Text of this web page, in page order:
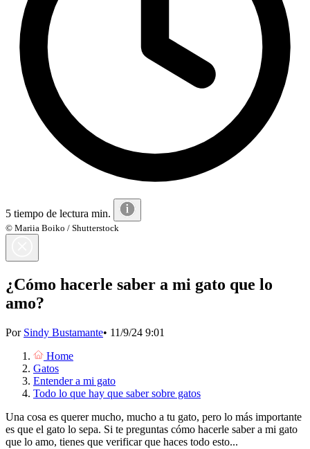
5 tiempo de lectura min.
© Mariia Boiko / Shutterstock
¿Cómo hacerle saber a mi gato que lo
amo?
Por Sindy Bustamante• 11/9/24 9:01
Home
Gatos
Entender a mi gato
Todo lo que hay que saber sobre gatos
Una cosa es querer mucho, mucho a tu gato, pero lo más importante
es que el gato lo sepa. Si te preguntas cómo hacerle saber a mi gato
que lo amo, tienes que verificar que haces todo esto...